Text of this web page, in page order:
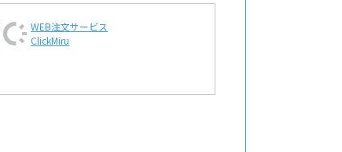
WEB注文サービス
ClickMiru